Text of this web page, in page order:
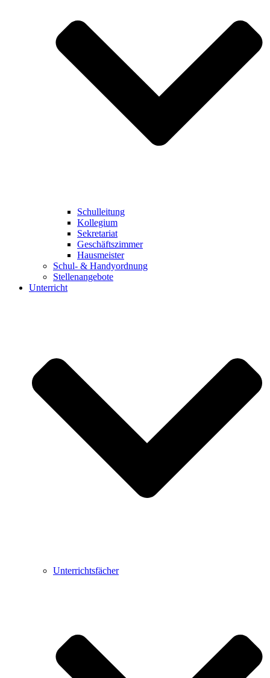
Schulleitung
Kollegium
Sekretariat
Geschäftszimmer
Hausmeister
Schul- & Handyordnung
Stellenangebote
Unterricht
Unterrichtsfächer